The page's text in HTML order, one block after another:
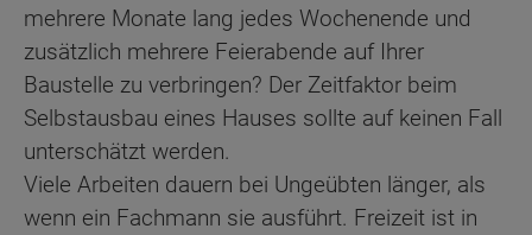
mehrere Monate lang jedes Wochenende und
zusätzlich mehrere Feierabende auf Ihrer
Baustelle zu verbringen? Der Zeitfaktor beim
Selbstausbau eines Hauses sollte auf keinen Fall
unterschätzt werden.
Viele Arbeiten dauern bei Ungeübten länger, als
wenn ein Fachmann sie ausführt. Freizeit ist in